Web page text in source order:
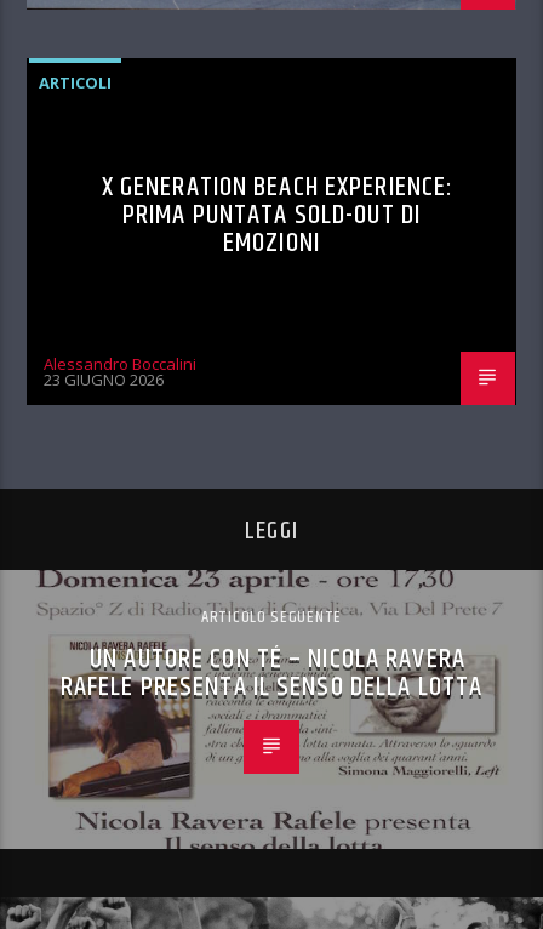
ARTICOLI
X GENERATION BEACH EXPERIENCE:
PRIMA PUNTATA SOLD-OUT DI
EMOZIONI
Alessandro Boccalini
23 GIUGNO 2026
LEGGI
ARTICOLO SEGUENTE
UN AUTORE CON TÉ – NICOLA RAVERA
RAFELE PRESENTA IL SENSO DELLA LOTTA